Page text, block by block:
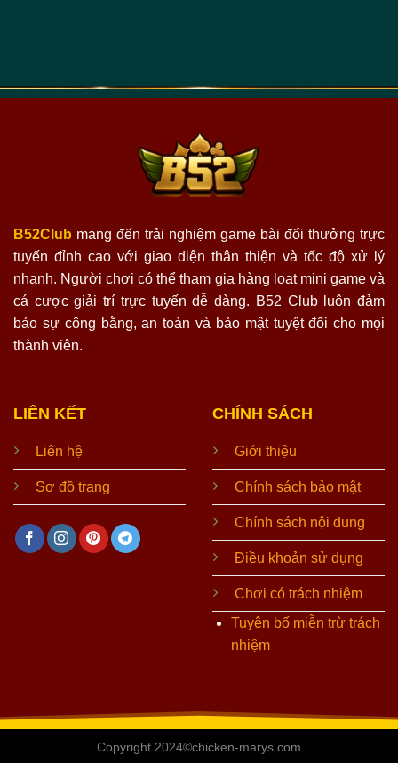
B52Club mang đến trải nghiệm game bài đổi thưởng trực
tuyến đỉnh cao với giao diện thân thiện và tốc độ xử lý
nhanh. Người chơi có thể tham gia hàng loạt mini game và
cá cược giải trí trực tuyến dễ dàng. B52 Club luôn đảm
bảo sự công bằng, an toàn và bảo mật tuyệt đối cho mọi
thành viên.
LIÊN KẾT
Liên hệ
Sơ đồ trang
CHÍNH SÁCH
Giới thiệu
Chính sách bảo mật
Chính sách nội dung
Điều khoản sử dụng
Chơi có trách nhiệm
Tuyên bố miễn trừ trách
nhiệm
Copyright 2024©chicken-marys.com